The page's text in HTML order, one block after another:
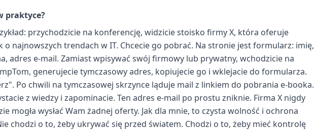
praktyce?
przychodzicie na konferencję, widzicie stoisko firmy X, która oferuje
o najnowszych trendach w IT. Chcecie go pobrać. Na stronie jest formularz: imię,
adres e-mail. Zamiast wpisywać swój firmowy lub prywatny, wchodzicie na
generujecie tymczasowy adres, kopiujecie go i wklejacie do formularza.
Po chwili na tymczasowej skrzynce ląduje mail z linkiem do pobrania e-booka.
z wiedzy i zapominacie. Ten adres e-mail po prostu zniknie. Firma X nigdy
mogła wysłać Wam żadnej oferty. Jak dla mnie, to czysta wolność i ochrona
chodzi o to, żeby ukrywać się przed światem. Chodzi o to, żeby mieć kontrolę